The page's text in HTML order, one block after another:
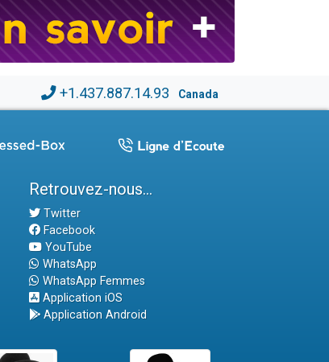
+1.437.887.14.93 Canada
Retrouvez-nous...
Twitter
Facebook
YouTube
WhatsApp
WhatsApp Femmes
Application iOS
Application Android